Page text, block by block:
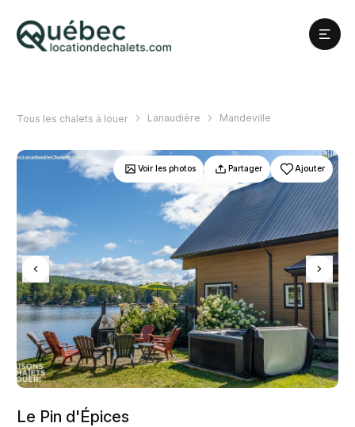
Tous les chalets à louer Lanaudière Mandeville
Le Pin d'Épices
Voir les photos Partager Ajouter